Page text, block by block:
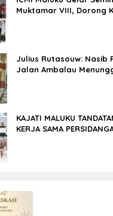
Muktamar VIII, Dorong
Julius Rutasouw: Nasib
Jalan Ambalau
KAJATI MALUKU
KERJA SAMA